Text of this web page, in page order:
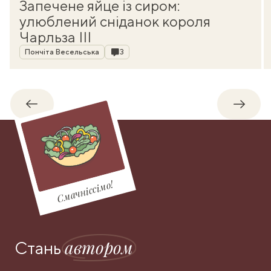
Запечене яйце із сиром:
улюблений сніданок короля
Чарльза III
Автор
Пончіта Весельська Коментарі
3
Назад
Смачніссімо!
Станьавтором